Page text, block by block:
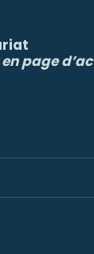
page